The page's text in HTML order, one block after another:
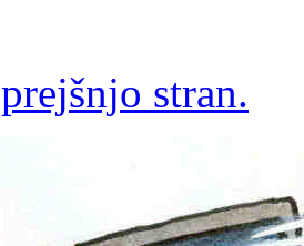
prejšnjo stran.